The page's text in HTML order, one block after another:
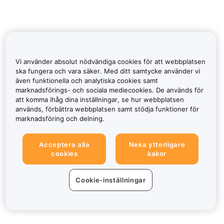
Vi använder absolut nödvändiga cookies för att webbplatsen
ska fungera och vara säker. Med ditt samtycke använder vi
även funktionella och analytiska cookies samt
marknadsförings- och sociala mediecookies. De används för
att komma ihåg dina inställningar, se hur webbplatsen
används, förbättra webbplatsen samt stödja funktioner för
marknadsföring och delning.
Acceptera alla
cookies
Neka ytterligare
kakor
Cookie-inställningar